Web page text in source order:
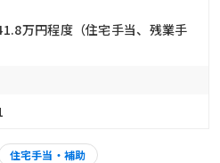
万円程度（住宅手当、残業手
住宅手当・補助